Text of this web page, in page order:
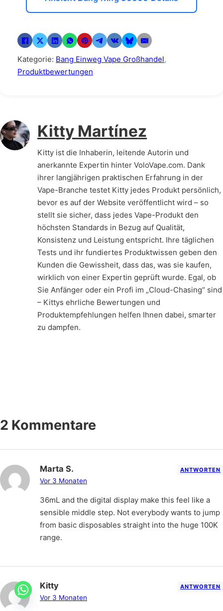
Kategorie: Bang Einweg Vape Großhandel,
Produktbewertungen
Kitty Martínez
Kitty ist die Inhaberin, leitende Autorin und
anerkannte Expertin hinter VoloVape.com. Dank
ihrer langjährigen praktischen Erfahrung in der
Vape-Branche testet Kitty jedes Produkt persönlich,
bevor es auf der Website veröffentlicht wird – so
stellt sie sicher, dass jedes Vape-Produkt den
höchsten Standards in Bezug auf Qualität,
Konsistenz und Leistung entspricht. Ihre täglichen
Tests und ihr fundiertes Produktwissen geben den
Kunden die Gewissheit, dass das, was sie kaufen,
wirklich von einer Expertin geprüft wurde. Egal, ob
Sie Anfänger oder ein Profi im „Cloud-Chasing“ sind
– Kittys ehrliche Bewertungen und
Produktempfehlungen helfen Ihnen dabei, smarter
zu dampfen.
2 Kommentare
Marta S.
Vor 3 Monaten
ANTWORTEN
36mL and the digital display make this feel like a
sensible middle step. Not everybody wants to jump
from basic disposables straight into the huge 100K
range.
A Kitty
Vor 3 Monaten
ANTWORTEN